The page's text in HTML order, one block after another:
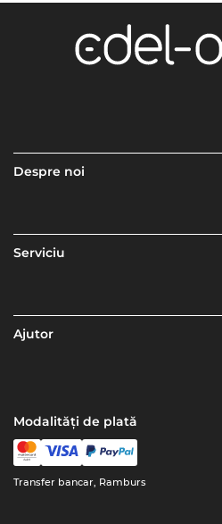
Despre noi
Serviciu
Ajutor
Modalități de plată
Transfer bancar, Ramburs